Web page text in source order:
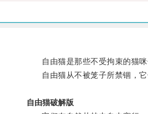
自由猫是那些不受拘束的猫咪
自由猫从不被笼子所禁锢，它
自由猫破解版